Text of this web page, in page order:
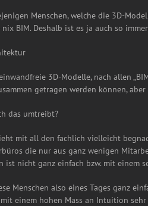
Menschen, welche die 3D-
nix BIM. Deshalb ist es ja auch so
3D-Modelle, nach allen
getragen werden können,
das umtreibt?
mit all den fachlich vielleicht
die nur aus ganz wenigen
ist nicht ganz einfach bzw. mit einem
Menschen also eines Tages ganz
einem hohen Mass an Intuition